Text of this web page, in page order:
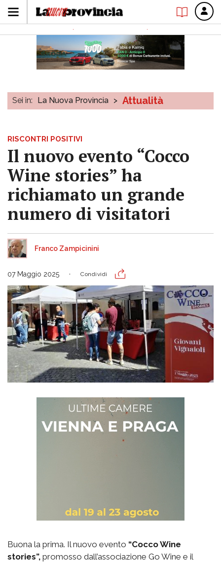
Sei in: La Nuova Provincia > Attualità
RISCONTRI POSITIVI
Il nuovo evento “Cocco
Wine stories” ha
richiamato un grande
numero di visitatori
Franco Zampicinini
07 Maggio 2025 Condividi
Buona la prima. Il nuovo evento “Cocco Wine
stories”, promosso dall’associazione Go Wine e il